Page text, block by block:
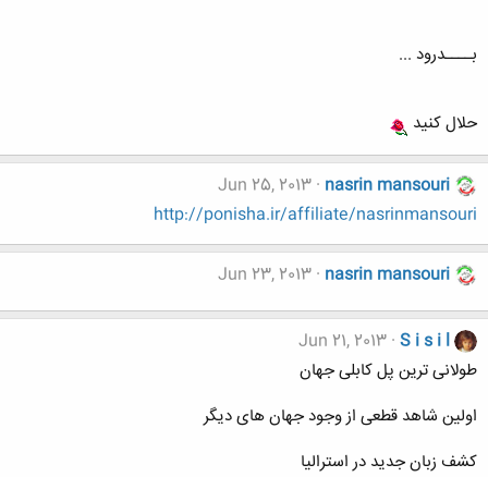
بــــدرود ...
حلال کنید
nasrin mansouri
Jun 25, 2013
http://ponisha.ir/affiliate/nasrinmansouri
nasrin mansouri
Jun 23, 2013
S i s i l
Jun 21, 2013
طولانی ترین پل کابلی جهان
اولین شاهد قطعی از وجود جهان های دیگر
کشف زبان جدید در استرالیا